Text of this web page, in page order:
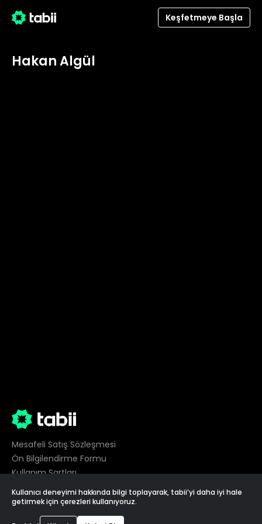
Keşfetmeye Başla
Hakan Algül
Mesafeli Satış Sözleşmesi
Ön Bilgilendirme Formu
Kullanım Şartları
Gizlilik
Çerez Tercihleri
Kullanıcı deneyimi hakkında bilgi toplayarak, tabii’yi daha iyi hale
getirmek için çerezleri kullanıyoruz.